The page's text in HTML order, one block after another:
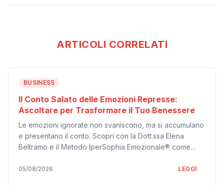
ARTICOLI CORRELATI
BUSINESS
Il Conto Salato delle Emozioni Represse:
Ascoltare per Trasformare il Tuo Benessere
Le emozioni ignorate non svaniscono, ma si accumulano
e presentano il conto. Scopri con la Dott.ssa Elena
Beltramo e il Metodo IperSophia Emozionale® come
benessere.
05/08/2026 LEGGI